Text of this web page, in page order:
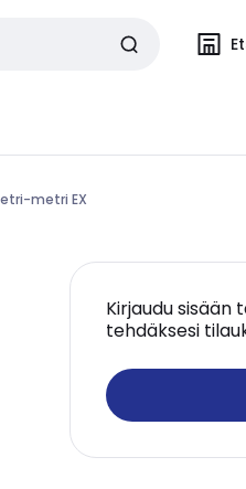
metri EX
Kirjaudu sisään
tehdäksesi